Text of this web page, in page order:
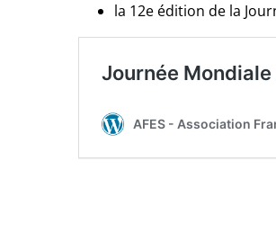
la 12e édition de la